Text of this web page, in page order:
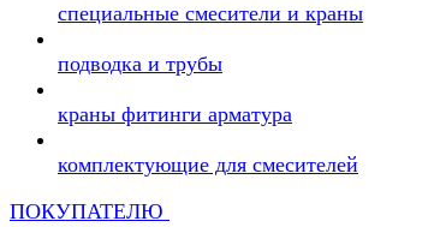
специальные смесители и краны
подводка и трубы
краны фитинги арматура
комплектующие для смесителей
ПОКУПАТЕЛЮ